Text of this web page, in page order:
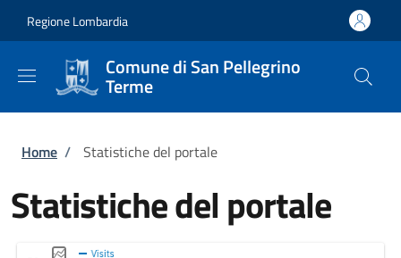
Regione Lombardia
Comune di San Pellegrino
Terme
Briciole di pane
Home / Statistiche del portale
Statistiche del portale